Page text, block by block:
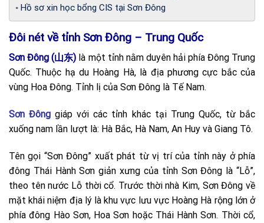
Hồ sơ xin học bổng CIS tại Sơn Đông
Đôi nét về tỉnh Sơn Đông – Trung Quốc
Sơn Đông (山东) là một tỉnh nằm duyên hải phía Đông Trung
Quốc. Thuộc hạ du Hoàng Hà, là địa phương cực bắc của
vùng Hoa Đông. Tỉnh lị của Sơn Đông là Tế Nam.
Sơn Đông giáp với các tỉnh khác tại Trung Quốc, từ bắc
xuống nam lần lượt là: Hà Bắc, Hà Nam, An Huy và Giang Tô.
Tên gọi “Sơn Đông” xuất phát từ vị trí của tỉnh này ở phía
đông Thái Hành Sơn giản xưng của tỉnh Sơn Đông là “Lỗ”,
theo tên nước Lỗ thời cổ. Trước thời nhà Kim, Sơn Đông về
mặt khái niệm địa lý là khu vực lưu vực Hoàng Hà rộng lớn ở
phía đông Hào Sơn, Hoa Sơn hoặc Thái Hành Sơn. Thời cổ,